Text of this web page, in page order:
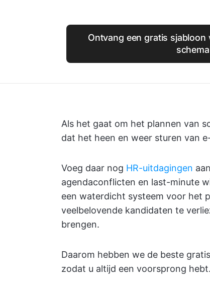
Ontvang een gratis
Als het gaat om het plannen van
dat het heen en weer sturen van
Voeg daar nog HR-uitdagingen
agendaconflicten en last-minute
een waterdicht systeem voor het
veelbelovende kandidaten te
brengen.
Daarom hebben we de beste
zodat u altijd een voorsprong hebt.